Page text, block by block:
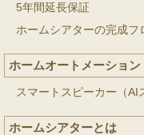
5年間延長保証
ホームシアターの完成フ
ホームオートメーション
スマートスピーカー（AI
ホームシアターとは